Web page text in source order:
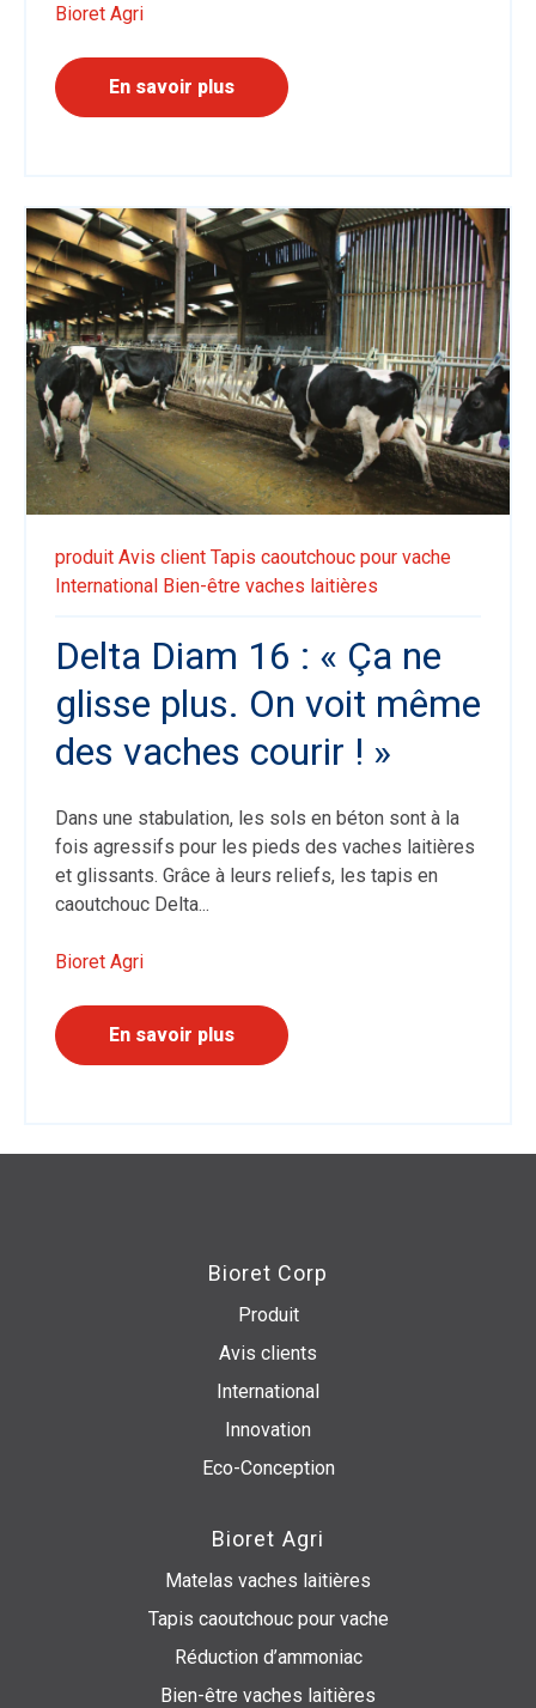
Bioret Agri
En savoir plus
produit Avis client Tapis caoutchouc pour vache
International Bien-être vaches laitières
Delta Diam 16 : « Ça ne
glisse plus. On voit même
des vaches courir ! »
Dans une stabulation, les sols en béton sont à la
fois agressifs pour les pieds des vaches laitières
et glissants. Grâce à leurs reliefs, les tapis en
caoutchouc Delta...
Bioret Agri
En savoir plus
Bioret Corp
Produit
Avis clients
International
Innovation
Eco-Conception
Bioret Agri
Matelas vaches laitières
Tapis caoutchouc pour vache
Réduction d’ammoniac
Bien-être vaches laitières